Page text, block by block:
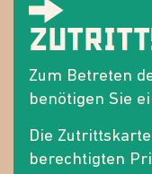
Zum Betreten
benötigen Sie
Die
berechtigten